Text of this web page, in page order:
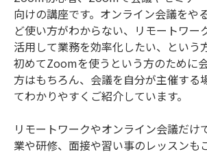
向けの講座です。オンライン会議をや
ど使い方がわからない、リモートワー
活用して業務を効率化したい、という
初めてZoomを使うという方のために
方はもちろん、会議を自分が主催する
てわかりやすくご紹介しています。
リモートワークやオンライン会議だけ
業や研修、面接や習い事のレッスンも